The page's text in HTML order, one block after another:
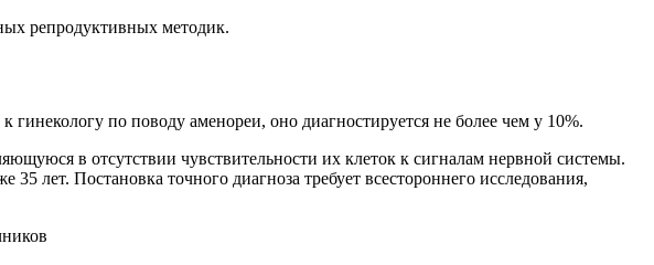
репродуктивных методик.
по поводу аменореи, оно диагностируется не более чем у 10%.
в отсутствии чувствительности их клеток к сигналам нервной системы.
лет. Постановка точного диагноза требует всестороннего исследования,